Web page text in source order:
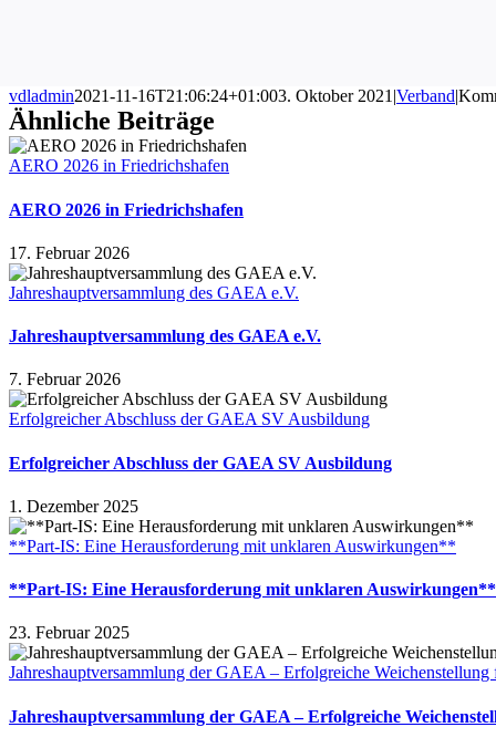
vdladmin2021-11-16T21:06:24+01:003. Oktober 2021 |Verband|
Ähnliche Beiträge
AERO 2026 in Friedrichshafen
AERO 2026 in Friedrichshafen
17. Februar 2026
Jahreshauptversammlung des GAEA e.V.
Jahreshauptversammlung des GAEA e.V.
7. Februar 2026
Erfolgreicher Abschluss der GAEA SV Ausbildung
Erfolgreicher Abschluss der GAEA SV Ausbildung
1. Dezember 2025
**Part-IS: Eine Herausforderung mit unklaren Auswirkungen**
**Part-IS: Eine Herausforderung mit unklaren Auswirkungen**
23. Februar 2025
Jahreshauptversammlung der GAEA – Erfolgreiche
Jahreshauptversammlung der GAEA – Erfolgreiche